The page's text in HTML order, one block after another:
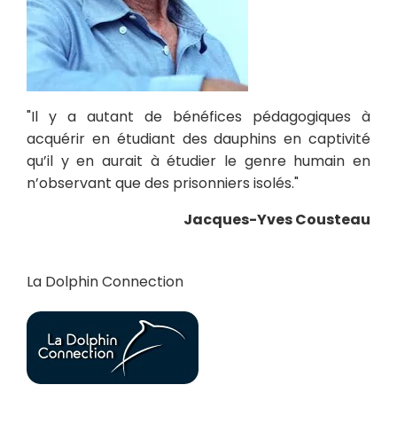
"Il y a autant de bénéfices pédagogiques à
acquérir en étudiant des dauphins en captivité
qu’il y en aurait à étudier le genre humain en
n’observant que des prisonniers isolés."
Jacques-Yves Cousteau
La Dolphin Connection